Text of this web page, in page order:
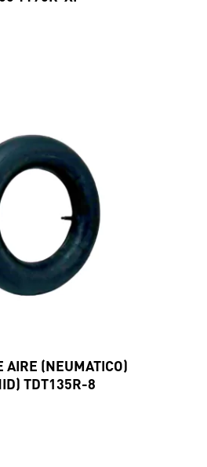
AIRE (NEUMATICO)
TDT135R-8